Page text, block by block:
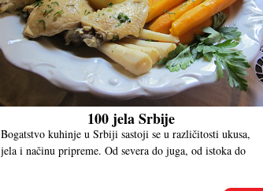
100 jela Srbije
Bogatstvo kuhinje u Srbiji sastoji se u različitosti ukusa,
jela i načinu pripreme. Od severa do juga, od istoka do